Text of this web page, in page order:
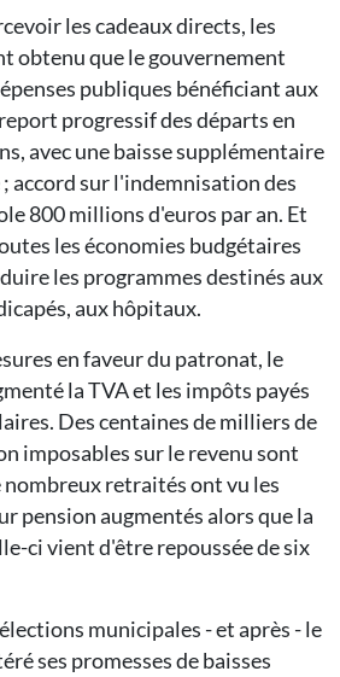
les cadeaux directs, les
obtenu que le gouvernement
publiques bénéficiant aux
progressif des départs en
avec une baisse supplémentaire
; accord sur l'indemnisation des
800 millions d'euros par an. Et
les économies budgétaires
les programmes destinés aux
aux hôpitaux.
en faveur du patronat, le
la TVA et les impôts payés
Des centaines de milliers de
imposables sur le revenu sont
nombreux retraités ont vu les
pension augmentés alors que la
ci vient d'être repoussée de six
municipales - et après - le
ses promesses de baisses